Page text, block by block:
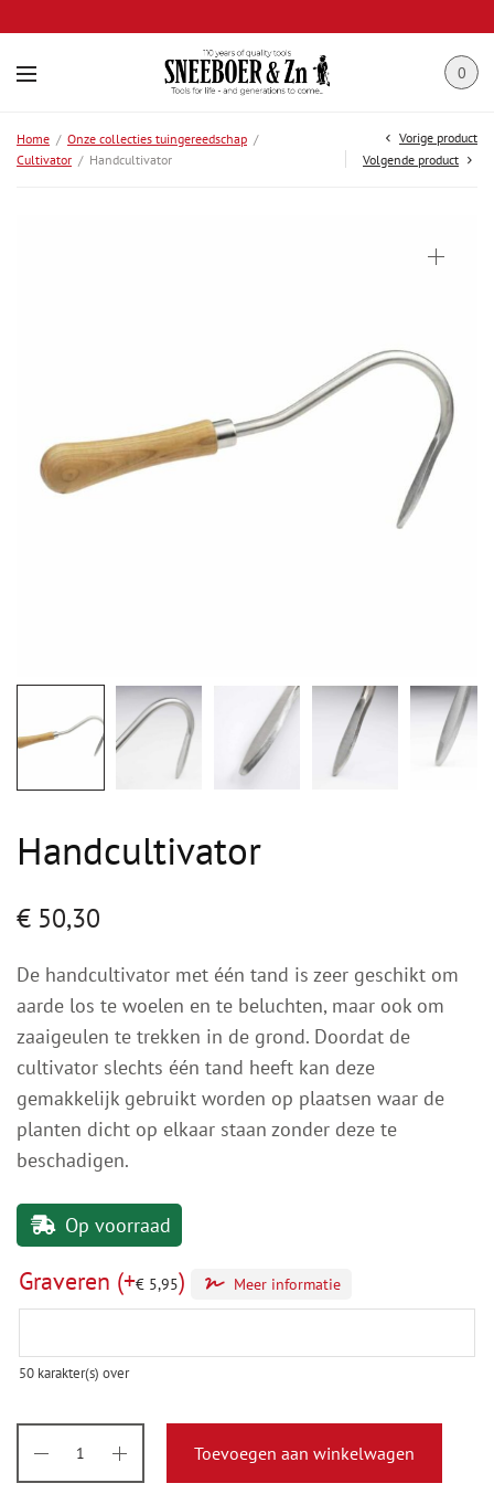
0
Home / Onze collecties tuingereedschap /
Cultivator / Handcultivator
Vorige product
Volgende product
Handcultivator
€ 50,30
De handcultivator met één tand is zeer geschikt om
aarde los te woelen en te beluchten, maar ook om
zaaigeulen te trekken in de grond. Doordat de
cultivator slechts één tand heeft kan deze
gemakkelijk gebruikt worden op plaatsen waar de
planten dicht op elkaar staan zonder deze te
beschadigen.
Op voorraad
Graveren (+€ 5,95)
50 karakter(s) over
Meer informatie
Toevoegen aan winkelwagen